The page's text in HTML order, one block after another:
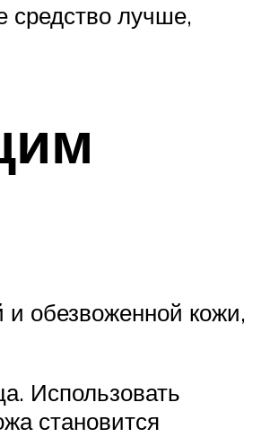
лучше,
и обезвоженной кожи,
Использовать
становится